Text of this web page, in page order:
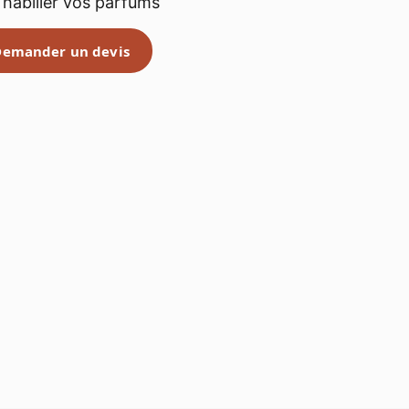
un devis